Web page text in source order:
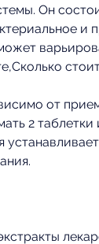
Он
и
от
2 таблетки